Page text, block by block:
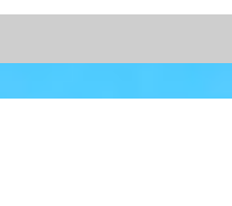
zorgt het voor een betere
even aan de